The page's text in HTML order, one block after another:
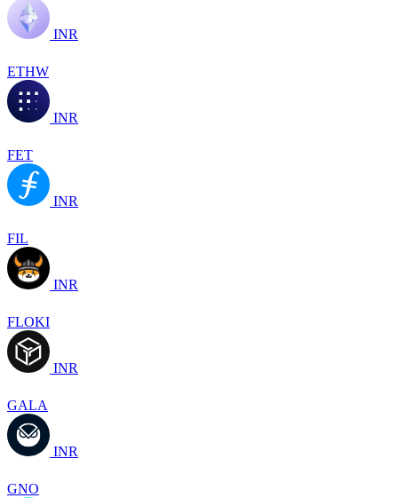
INR
ETHW
INR
FET
INR
FIL
INR
FLOKI
INR
GALA
INR
GNO